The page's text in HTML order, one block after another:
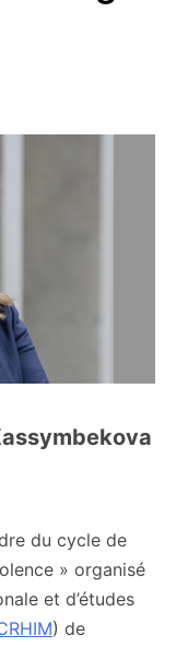
du cycle de
» organisé
et d’études
) de